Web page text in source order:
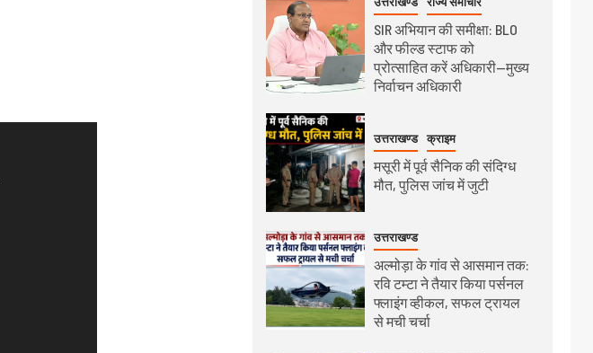
SIR अभियान की समीक्षा: BLO
और फील्ड स्टाफ को
प्रोत्साहित करें अधिकारी—मुख्य
निर्वाचन अधिकारी
उत्तराखण्ड क्राइम
मसूरी में पूर्व सैनिक की संदिग्ध
मौत, पुलिस जांच में जुटी
उत्तराखण्ड
अल्मोड़ा के गांव से आसमान तक:
रवि टम्टा ने तैयार किया पर्सनल
फ्लाइंग व्हीकल, सफल ट्रायल
से मची चर्चा